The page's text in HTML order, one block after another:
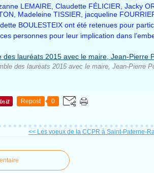
LEMAIRE, Claudette FÉLICIER, Jacky
Madeleine TISSIER, jacqueline
BOULESTEIX ont été retenues pour
personnes pour leur implication dans
des lauréats 2015 avec le maire, Jean-Pierre
Repost 0
<< Les voeux de la CCPR à Saint-Paterne-